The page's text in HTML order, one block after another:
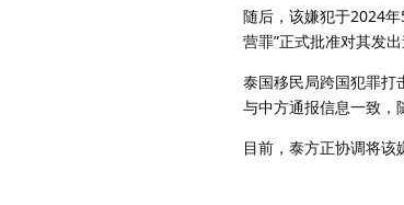
随后，该嫌犯于2024
营罪”正式批准对其发出
泰国移民局跨国犯罪打
与中方通报信息一致，
目前，泰方正协调将该